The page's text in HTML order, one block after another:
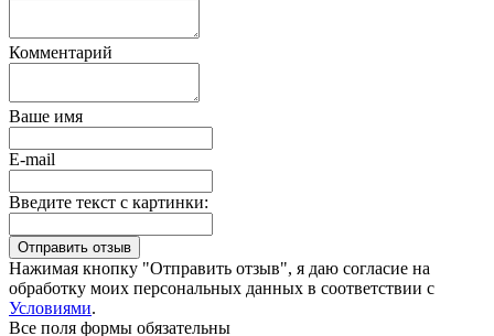
Комментарий
Ваше имя
E-mail
Введите текст с картинки:
Нажимая кнопку "Отправить отзыв", я даю согласие на
обработку моих персональных данных в соответствии с
Условиями.
Все поля формы обязательны